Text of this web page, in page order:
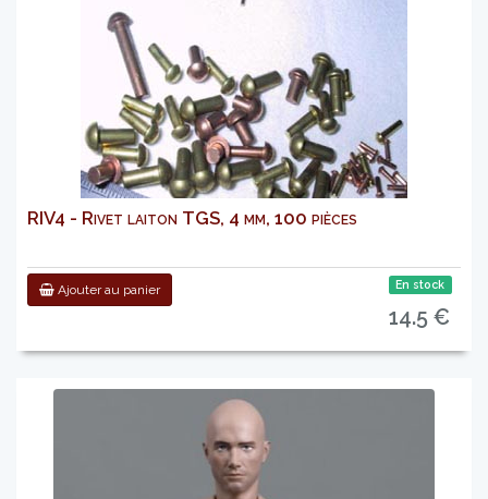
RIV4 - Rivet laiton TGS, 4 mm, 100 pièces
Ajouter au panier En stock
14.5 €